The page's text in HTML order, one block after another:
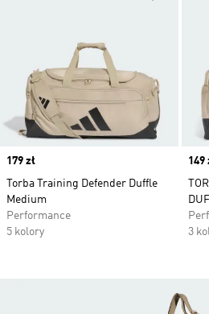
Price
179 zł
Torba Training Defender Duffle
Medium
Performance
5 kolory
149
3